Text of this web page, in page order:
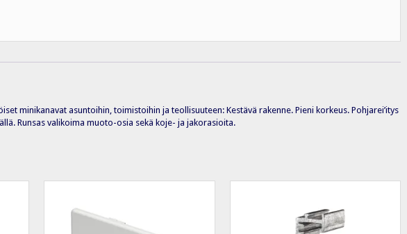
minikanavat asuntoihin, toimistoihin ja teollisuuteen: Kestävä rakenne. Pieni korkeus. Pohjarei’itys
Runsas valikoima muoto-osia sekä koje- ja jakorasioita.